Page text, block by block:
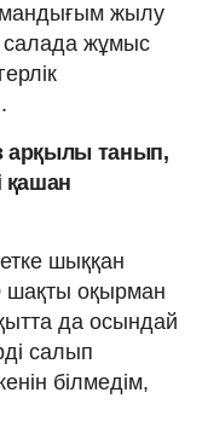
жылу
салада жұмыс
арқылы танып,
қашан
шыққан
шақты оқырман
да осындай
салып
білмедім,